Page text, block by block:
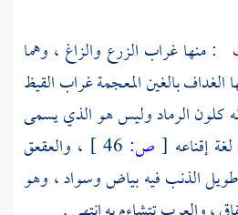
: منها غراب الزرع والزاغ ، وهما
الغداف بالغين المعجمة غراب القيظ
كلون الرماد وليس هو الذي يسمى
إقناعه [ ص:
، والعقعق
الذنب فيه بياض وسواد ، وهو